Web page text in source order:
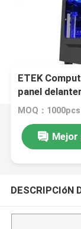
ETEK
panel
MOQ：1000pcs
DESCRIPCIóN